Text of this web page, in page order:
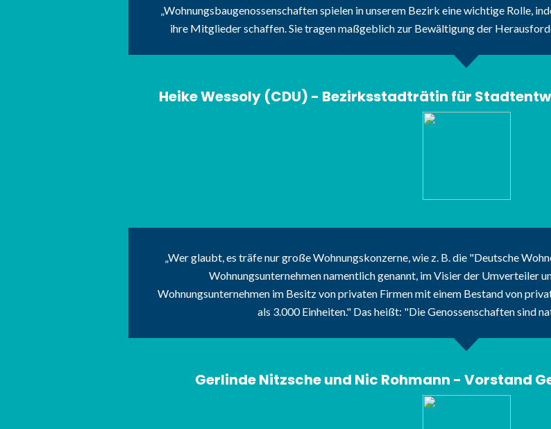
Wohnungsbaugenossenschaften spielen in unserem Bezirk eine wichtige Rolle,
ihre Mitglieder schaffen. Sie tragen maßgeblich zur Bewältigung der
Heike Wessoly (CDU) - Bezirksstadträtin für
Wer glaubt, es träfe nur große Wohnungskonzerne, wie z. B. die "Deutsche
Wohnungsunternehmen namentlich genannt, im Visier der Umverteiler
Wohnungsunternehmen im Besitz von privaten Firmen mit einem Bestand von
als 3.000 Einheiten." Das heißt: "Die Genossenschaften sind
Gerlinde Nitzsche und Nic Rohmann - Vorstand